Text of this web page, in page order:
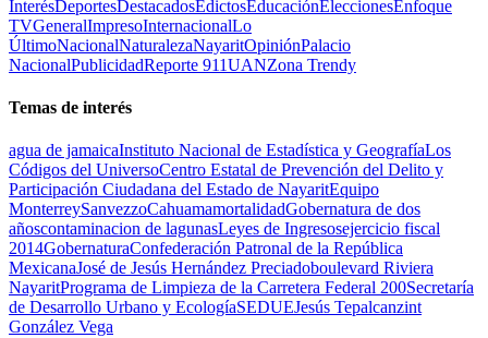
InterésDeportesDestacadosEdictosEducaciónEleccionesEnfoque
TVGeneralImpresoInternacionalLo
ÚltimoNacionalNaturalezaNayaritOpiniónPalacio
NacionalPublicidadReporte 911UANZona Trendy
Temas de interés
agua de jamaicaInstituto Nacional de Estadística y GeografíaLos
Códigos del UniversoCentro Estatal de Prevención del Delito y
Participación Ciudadana del Estado de NayaritEquipo
MonterreySanvezzoCahuamamortalidadGobernatura de dos
añoscontaminacion de lagunasLeyes de Ingresosejercicio fiscal
2014GobernaturaConfederación Patronal de la República
MexicanaJosé de Jesús Hernández Preciadoboulevard Riviera
NayaritPrograma de Limpieza de la Carretera Federal 200Secretaría
de Desarrollo Urbano y EcologíaSEDUEJesús Tepalcanzint
González Vega